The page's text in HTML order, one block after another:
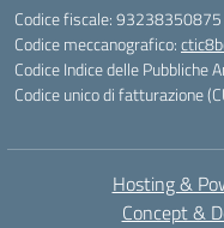
Codice fiscale: 93238350875
Codice meccanografico:
Codice Indice delle
Codice unico di fatturazione
Hosting &
Concept &